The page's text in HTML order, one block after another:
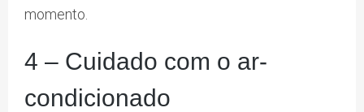
momento.
4 – Cuidado com o ar-
condicionado